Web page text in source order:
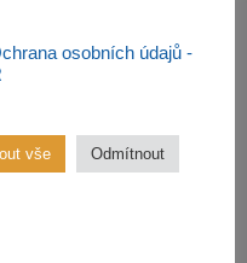
osobních údajů -
vše Odmítnout